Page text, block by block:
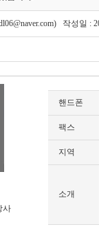
작성일 :
사
핸드폰
팩스
지역
소개